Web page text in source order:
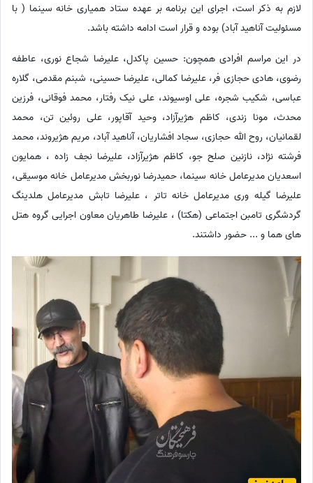
لازم به ذکر است، اجرای این برنامه بر عهده ستاد همیاری خانه سینما ( با
مسئولیت آناهید آباد) بوده و قرار است ادامه داشته باشد.
در این مراسم افرادی همچون: حسین پاکدل، علیرضا شجاع نوری، عاطفه
رضوی، هادی حجازی فر، علیرضا کمالی، علیرضا حسینی، شبنم مقدمی، گلاره
عباسی، شکیب شجره، علی اوسیوند، علی نیک رفتار، محمد فوقانی، فرزین
محدث، مونا زندی، کاظم هژیرآزاد، وحید آقاپور، علی روئین تن، محمد
لقمانیان، روح الله حجازی، سجاد افشاریان، آناهید آباد، مریم هژیروند، محمد
فرشته نژاد، نازنین صلح جو، کاظم هژیرآزاد، علیرضا نجف زاده ، همایون
اسعدیان مدیرعامل خانه سینما، حمیدرضا نوربخش مدیرعامل خانه موسیقی،
علیرضا گیله وری مدیرعامل خانه تاتر ، علیرضا تابش مدیرعامل هلدینگ
گردشگری تامبن اجتماعی (هکتا) ، علیرضا طاهریان معاون اجرایی گروه هتل
های هما و ... حضور داشتند.